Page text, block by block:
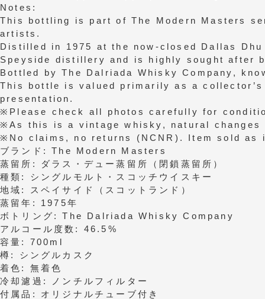
Notes:
This bottling is part of The Modern Masters
artists.
Distilled in 1975 at the now-closed Dallas
Speyside distillery and is highly sought after
Bottled by The Dalriada Whisky Company,
This bottle is valued primarily as a
presentation.
※Please check all photos carefully for
※As this is a vintage whisky, natural changes
※No claims, no returns (NCNR). Item sold as
ブランド: The Modern Masters
蒸留所: ダラス・デュー蒸留所（閉鎖蒸留所）
種類: シングルモルト・スコッチウイスキー
地域: スペイサイド（スコットランド）
蒸留年: 1975年
ボトリング: The Dalriada Whisky Company
アルコール度数: 46.5%
容量: 700ml
樽: シングルカスク
着色: 無着色
冷却濾過: ノンチルフィルター
付属品: オリジナルチューブ付き